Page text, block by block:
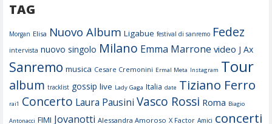
TAG
Morgan Elisa Nuovo Album Ligabue festival di sanremo Fedez
intervista nuovo singolo Milano Emma Marrone video J Ax
Sanremo musica Cesare Cremonini Ermal Meta Instagram Tour
album tracklist gossip live Lady Gaga Italia date Tiziano Ferro
rai1 Concerto Laura Pausini Vasco Rossi Roma Biagio
Antonacci FIMI Jovanotti Alessandra Amoroso X Factor Amici concerti